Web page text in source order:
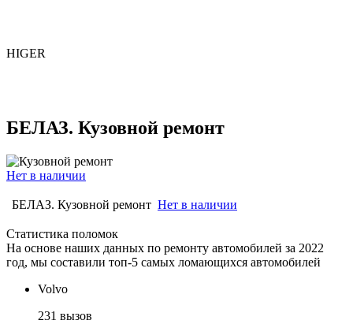
HIGER
БЕЛАЗ. Кузовной ремонт
Нет в наличии
БЕЛАЗ. Кузовной ремонт Нет в наличии
Статистика поломок
На основе наших данных по ремонту автомобилей за 2022
год, мы составили топ-5 самых ломающихся автомобилей
Volvo
231 вызов